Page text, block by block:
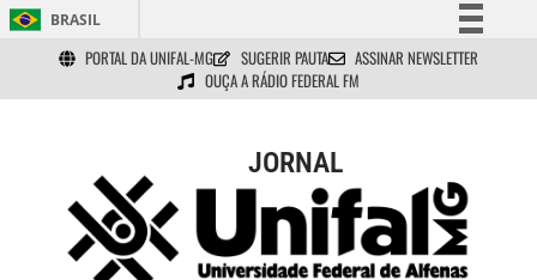
BRASIL
Simplifique!
Comunica BR
Acesso à informação
Legislação
Canais
PORTAL DA UNIFAL-MG SUGERIR PAUTA
ASSINAR NEWSLETTER
OUÇA A RÁDIO FEDERAL FM
JORNAL